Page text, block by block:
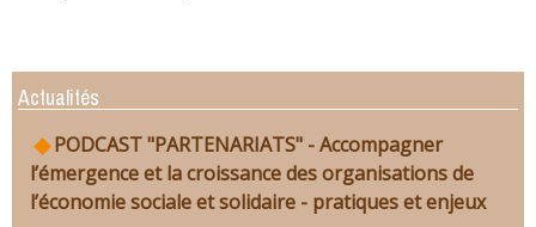
Actualités
PODCAST "PARTENARIATS" - Accompagner
l’émergence et la croissance des organisations de
l’économie sociale et solidaire - pratiques et enjeux